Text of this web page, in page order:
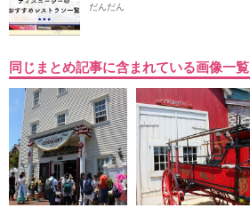
だんだん
同じまとめ記事に含まれている画像一覧